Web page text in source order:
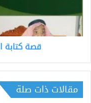
قصة كتابة
مقالات ذات صلة